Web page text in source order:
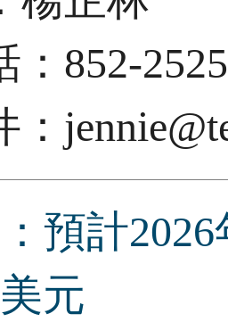
：852-
預計
元